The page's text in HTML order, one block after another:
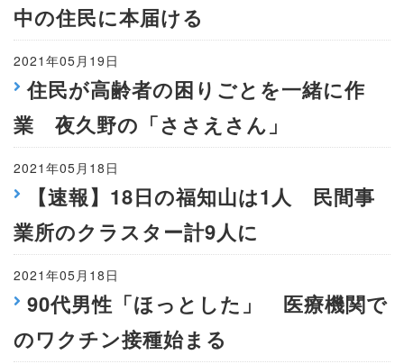
中の住民に本届ける
2021年05月19日
住民が高齢者の困りごとを一緒に作
業 夜久野の「ささえさん」
2021年05月18日
【速報】18日の福知山は1人 民間事
業所のクラスター計9人に
2021年05月18日
90代男性「ほっとした」 医療機関で
のワクチン接種始まる